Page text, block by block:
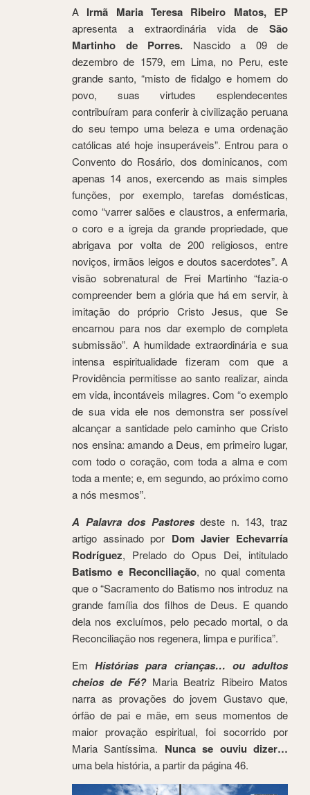
A Irmã Maria Teresa Ribeiro Matos, EP
apresenta a extraordinária vida de São
Martinho de Porres. Nascido a 09 de
dezembro de 1579, em Lima, no Peru, este
grande santo, “misto de fidalgo e homem do
povo, suas virtudes esplendecentes
contribuíram para conferir à civilização peruana
do seu tempo uma beleza e uma ordenação
católicas até hoje insuperáveis”. Entrou para o
Convento do Rosário, dos dominicanos, com
apenas 14 anos, exercendo as mais simples
funções, por exemplo, tarefas domésticas,
como “varrer salões e claustros, a enfermaria,
o coro e a igreja da grande propriedade, que
abrigava por volta de 200 religiosos, entre
noviços, irmãos leigos e doutos sacerdotes”. A
visão sobrenatural de Frei Martinho “fazia-o
compreender bem a glória que há em servir, à
imitação do próprio Cristo Jesus, que Se
encarnou para nos dar exemplo de completa
submissão”. A humildade extraordinária e sua
intensa espiritualidade fizeram com que a
Providência permitisse ao santo realizar, ainda
em vida, incontáveis milagres. Com “o exemplo
de sua vida ele nos demonstra ser possível
alcançar a santidade pelo caminho que Cristo
nos ensina: amando a Deus, em primeiro lugar,
com todo o coração, com toda a alma e com
toda a mente; e, em segundo, ao próximo como
a nós mesmos”.
A Palavra dos Pastores deste n. 143, traz
artigo assinado por Dom Javier Echevarría
Rodríguez, Prelado do Opus Dei, intitulado
Batismo e Reconciliação, no qual comenta
que o “Sacramento do Batismo nos introduz na
grande família dos filhos de Deus. E quando
dela nos excluímos, pelo pecado mortal, o da
Reconciliação nos regenera, limpa e purifica”.
EmHistórias para crianças… ou adultos
cheios de Fé? Maria Beatriz Ribeiro Matos
narra as provações do jovem Gustavo que,
órfão de pai e mãe, em seus momentos de
maior provação espiritual, foi socorrido por
Maria Santíssima. Nunca se ouviu dizer…
uma bela história, a partir da página 46.